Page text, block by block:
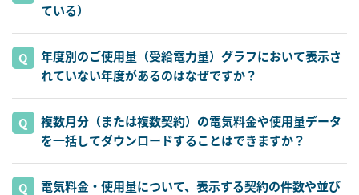
ている）
年度別のご使用量（受給電力量）グラフにおいて表示さ
れていない年度があるのはなぜですか？
複数月分（または複数契約）の電気料金や使用量データ
を一括してダウンロードすることはできますか？
電気料金・使用量について、表示する契約の件数や並び